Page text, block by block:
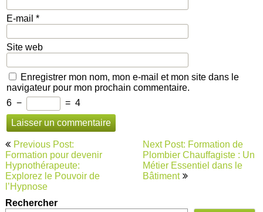
E-mail *
Site web
Enregistrer mon nom, mon e-mail et mon site dans le
navigateur pour mon prochain commentaire.
6 − = 4
Navigation
de
l’article
Previous Post:
Formation pour devenir
Hypnothérapeute:
Explorez le Pouvoir de
l’Hypnose
Next Post: Formation de
Plombier Chauffagiste : Un
Métier Essentiel dans le
Bâtiment
Rechercher